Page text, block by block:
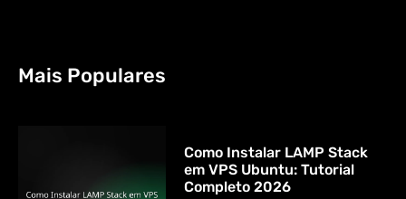
Mais Populares
Como Instalar LAMP Stack
em VPS Ubuntu: Tutorial
Completo 2026